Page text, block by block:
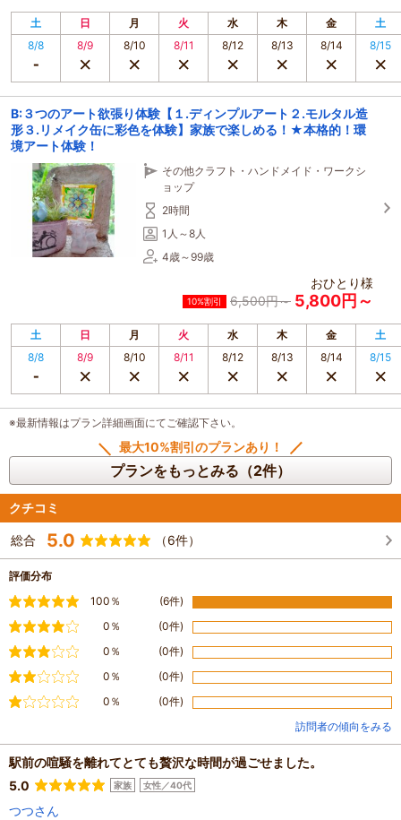
土 日 月 火 水 木 金
土
8/8
8/9 8/10 8/11 8/12 8/13 8/14 8/15
B:３つのアート欲張り体験【１.ディンプルアート２.モルタル造
形３.リメイク缶に彩色を体験】家族で楽しめる！★本格的！環
境アート体験！
その他クラフト・ハンドメイド・ワークシ
ョップ
2時間
1人～8人
4歳～99歳
おひとり様
10%割引 6,500円～ 5,800円～
土 日 月 火 水 木 金
土
8/8
8/9 8/10 8/11 8/12 8/13 8/14 8/15
※最新情報はプラン詳細画面にてご確認下さい。
最大10%割引のプランあり！
プランをもっとみる（2件）
クチコミ
総合 5.0 （6件）
評価分布
満足
100％ (6件)
やや満足
0％ (0件)
普通0％ (0件)
やや不満
0％ (0件)
不満0％
(0件)
訪問者の傾向をみる
駅前の喧騒を離れてとても贅沢な時間が過ごせました。
5.0
家族 女性／40代
つつさん